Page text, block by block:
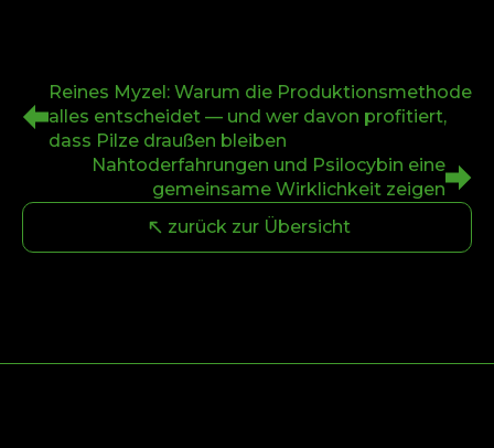
Reines Myzel: Warum die Produktionsmethode
alles entscheidet — und wer davon profitiert,
dass Pilze draußen bleiben
Nahtoderfahrungen und Psilocybin eine
gemeinsame Wirklichkeit zeigen
zurück zur Übersicht